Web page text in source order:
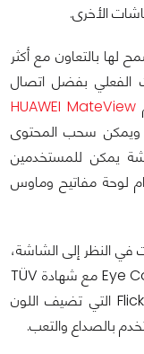
الأخرى.
لها بالتعاون مع أكثر
الفعلي بفضل اتصال
HUAWEI MateView
ويمكن سحب المحتوى
يمكن للمستخدمين
لوحة مفاتيح وماوس
النظر إلى الشاشة،
فإن شاشة هواوي تحتوي على وضع Eye Comfort مع شهادة TÜV
Rheinland Low Blue Light و Flicker-Free التي تضيف اللون
بالصداع والتعب.